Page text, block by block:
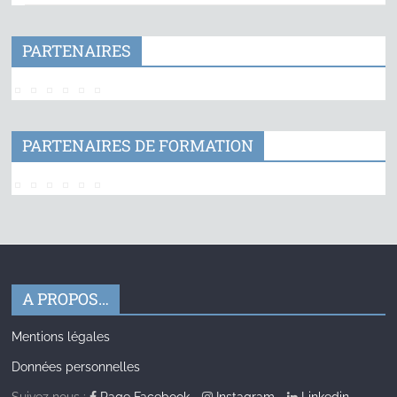
PARTENAIRES
PARTENAIRES DE FORMATION
A PROPOS…
Mentions légales
Données personnelles